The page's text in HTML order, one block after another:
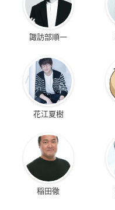
諏訪部順一
花江夏樹
稲田徹